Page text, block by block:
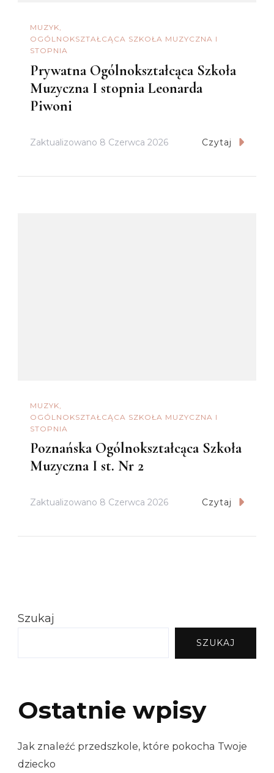
MUZYK
OGÓLNOKSZTAŁCĄCA SZKOŁA MUZYCZNA I
STOPNIA
Prywatna Ogólnokształcąca Szkoła
Muzyczna I stopnia Leonarda
Piwoni
Zaktualizowano 8 Czerwca 2026 Czytaj
MUZYK
OGÓLNOKSZTAŁCĄCA SZKOŁA MUZYCZNA I
STOPNIA
Poznańska Ogólnokształcąca Szkoła
Muzyczna I st. Nr 2
Zaktualizowano 8 Czerwca 2026 Czytaj
Szukaj
SZUKAJ
Ostatnie wpisy
Jak znaleźć przedszkole, które pokocha Twoje
dziecko